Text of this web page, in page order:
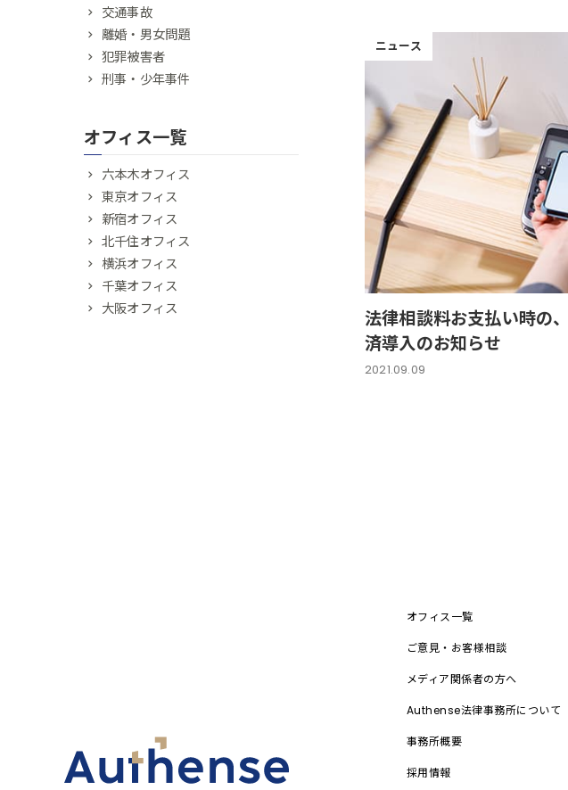
ニュース
法律相談料お支払い時の
済導入のお知らせ
2021.09.09
交通事故
離婚・男女問題
犯罪被害者
刑事・少年事件
オフィス一覧
六本木オフィス
東京オフィス
新宿オフィス
北千住オフィス
横浜オフィス
千葉オフィス
大阪オフィス
オフィス一覧
ご意見・お客様相談
メディア関係者の方へ
Authense法律事務所について
事務所概要
採用情報